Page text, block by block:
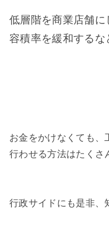
低層階を商業店舗に
容積率を緩和するな
お金をかけなくても、
行わせる方法はたくさ
行政サイドにも是非、